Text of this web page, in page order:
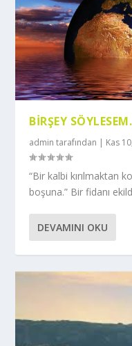
BIRŞEY
admin tarafından | Kas
“Bir kalbi kırılmaktan
boşuna.” Bir fidanı
DEVAMINI OKU